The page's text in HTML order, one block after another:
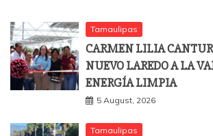
Tamaulipas
CARMEN LILIA
NUEVO LAREDO A LA
ENERGÍA LIMPIA
5 August, 2026
Tamaulipas